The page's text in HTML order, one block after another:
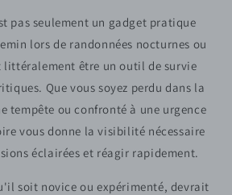
pas seulement un gadget pratique
lors de randonnées nocturnes ou
littéralement être un outil de survie
Que vous soyez perdu dans la
tempête ou confronté à une urgence
vous donne la visibilité nécessaire
éclairées et réagir rapidement.
soit novice ou expérimenté, devrait